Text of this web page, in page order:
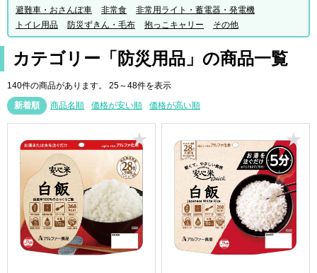
避難車・おさんぽ車 非常食
非常用ライト・蓄電器・発電機
トイレ用品
防災ずきん・毛布 抱っこキャリー その他
カテゴリー「防災用品」の商品一覧
140件の商品があります。 25～48件を表示
新着順
商品名順 価格が安い順 価格が高い順
★ ★